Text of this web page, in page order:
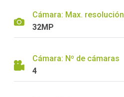
Cámara: Max. resolución
32MP
Cámara: Nº de cámaras
4